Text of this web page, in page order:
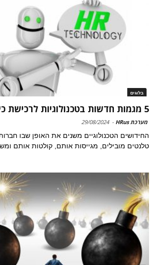
בלוגים
5 מגמות חדשות בטכנולוגיות לרכישת כישרונות
מערכת HRus -
29/08/2024
החידושים הטכנולוגיים משנים את האופן שבו
טלנטים מובילים, מגייסות אותם, קולטות אותם